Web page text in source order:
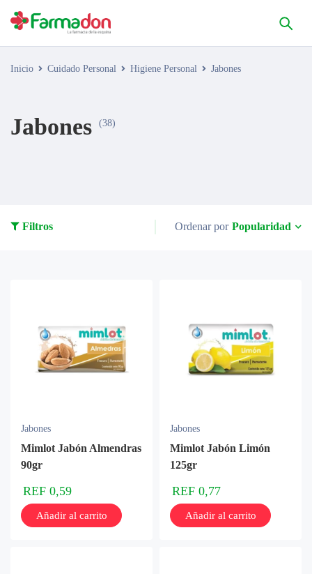
Inicio Cuidado Personal Higiene Personal Jabones
Jabones (38)
Filtros Ordenar por Popularidad
Jabones
Mimlot Jabón Almendras
90gr
REF 0,59
Añadir al carrito
Jabones
Mimlot Jabón Limón
125gr
REF 0,77
Añadir al carrito